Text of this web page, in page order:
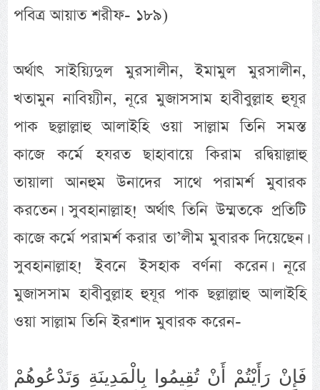
পবিত্র আয়াত শরীফ- ১৮৯)
অর্থাৎ সাইয়্যিদুল মুরসালীন, ইমামুল মুরসালীন,
খতামুন নাবিয়্যীন, নূরে মুজাসসাম হাবীবুল্লাহ হুযূর
পাক ছল্লাল্লাহু আলাইহি ওয়া সাল্লাম তিনি সমস্ত
কাজে কর্মে হযরত ছাহাবায়ে কিরাম রদ্বিয়াল্লাহু
তায়ালা আনহুম উনাদের সাথে পরামর্শ মুবারক
করতেন। সুবহানাল্লাহ! অর্থাৎ তিনি উম্মতকে প্রতিটি
কাজে কর্মে পরামর্শ করার তা’লীম মুবারক দিয়েছেন।
সুবহানাল্লাহ! ইবনে ইসহাক বর্ণনা করেন। নূরে
মুজাসসাম হাবীবুল্লাহ হুযূর পাক ছল্লাল্লাহু আলাইহি
ওয়া সাল্লাম তিনি ইরশাদ মুবারক করেন-
فَإِنْ رَأَيْتُمْ أَنْ تُقِيمُوا بِالْمَدِينَةِ وَتَدْعُوهُمْ